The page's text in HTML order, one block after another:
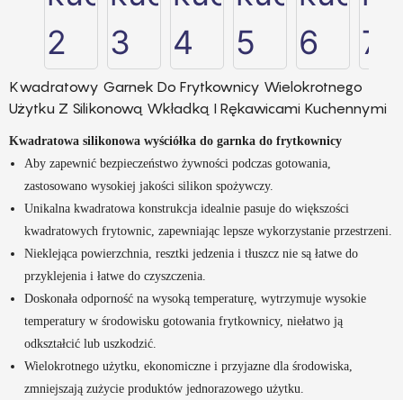
Kwadratowy Garnek Do Frytkownicy Wielokrotnego
Użytku Z Silikonową Wkładką I Rękawicami Kuchennymi
Kwadratowa silikonowa wyściółka do garnka do frytkownicy
Aby zapewnić bezpieczeństwo żywności podczas gotowania,
zastosowano wysokiej jakości silikon spożywczy.
Unikalna kwadratowa konstrukcja idealnie pasuje do większości
kwadratowych frytownic, zapewniając lepsze wykorzystanie przestrzeni.
Nieklejąca powierzchnia, resztki jedzenia i tłuszcz nie są łatwe do
przyklejenia i łatwe do czyszczenia.
Doskonała odporność na wysoką temperaturę, wytrzymuje wysokie
temperatury w środowisku gotowania frytkownicy, niełatwo ją
odkształcić lub uszkodzić.
Wielokrotnego użytku, ekonomiczne i przyjazne dla środowiska,
zmniejszają zużycie produktów jednorazowego użytku.